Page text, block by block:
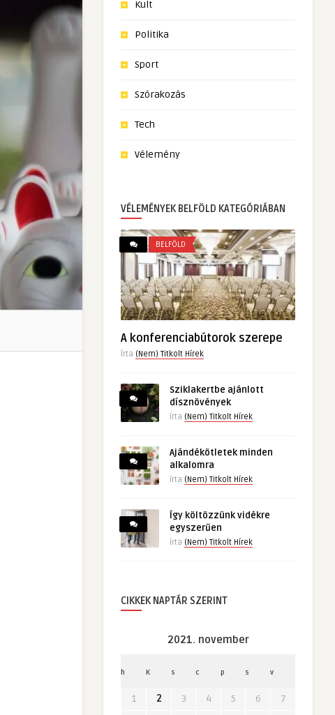
Kult
Politika
Sport
Szórakozás
Tech
Vélemény
VÉLEMÉNYEK BELFÖLD KATEGÓRIÁBAN
BELFÖLD
A konferenciabútorok szerepe
Írta (Nem) Titkolt Hírek
Sziklakertbe ajánlott
dísznövények
írta (Nem) Titkolt Hírek
Ajándékötletek minden
alkalomra
írta (Nem) Titkolt Hírek
Így költözzünk vidékre
egyszerűen
írta (Nem) Titkolt Hírek
CIKKEK NAPTÁR SZERINT
2021. november
h K s c p s v
1 2 3 4 5 6
7